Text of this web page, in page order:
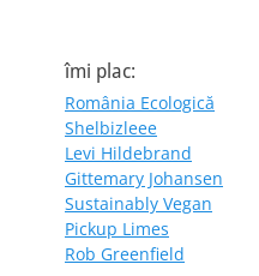
îmi plac:
România Ecologică
Shelbizleee
Levi Hildebrand
Gittemary Johansen
Sustainably Vegan
Pickup Limes
Rob Greenfield